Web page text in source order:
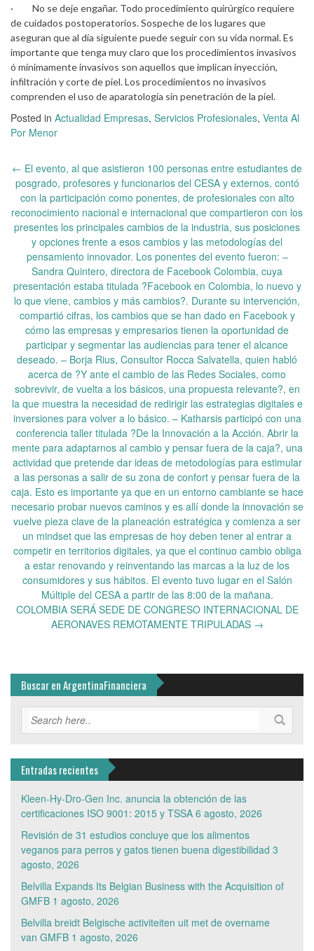
· No se deje engañar. Todo procedimiento quirúrgico requiere
de cuidados postoperatorios. Sospeche de los lugares que
aseguran que al día siguiente puede seguir con su vida normal. Es
importante que tenga muy claro que los procedimientos invasivos
ó mínimamente invasivos son aquellos que implican inyección,
infiltración y corte de piel. Los procedimientos no invasivos
comprenden el uso de aparatología sin penetración de la piel.
Posted in Actualidad Empresas, Servicios Profesionales, Venta Al
Por Menor
Post
navigation
← El evento, al que asistieron 100 personas entre estudiantes de
posgrado, profesores y funcionarios del CESA y externos, contó
con la participación como ponentes, de profesionales con alto
reconocimiento nacional e internacional que compartieron con los
presentes los principales cambios de la industria, sus posiciones
y opciones frente a esos cambios y las metodologías del
pensamiento innovador. Los ponentes del evento fueron: –
Sandra Quintero, directora de Facebook Colombia, cuya
presentación estaba titulada ?Facebook en Colombia, lo nuevo y
lo que viene, cambios y más cambios?. Durante su intervención,
compartió cifras, los cambios que se han dado en Facebook y
cómo las empresas y empresarios tienen la oportunidad de
participar y segmentar las audiencias para tener el alcance
deseado. – Borja Rius, Consultor Rocca Salvatella, quien habló
acerca de ?Y ante el cambio de las Redes Sociales, como
sobrevivir, de vuelta a los básicos, una propuesta relevante?, en
la que muestra la necesidad de redirigir las estrategias digitales e
inversiones para volver a lo básico. – Katharsis participó con una
conferencia taller titulada ?De la Innovación a la Acción. Abrir la
mente para adaptarnos al cambio y pensar fuera de la caja?, una
actividad que pretende dar ideas de metodologías para estimular
a las personas a salir de su zona de confort y pensar fuera de la
caja. Esto es importante ya que en un entorno cambiante se hace
necesario probar nuevos caminos y es allí donde la innovación se
vuelve pieza clave de la planeación estratégica y comienza a ser
un mindset que las empresas de hoy deben tener al entrar a
competir en territorios digitales, ya que el continuo cambio obliga
a estar renovando y reinventando las marcas a la luz de los
consumidores y sus hábitos. El evento tuvo lugar en el Salón
Múltiple del CESA a partir de las 8:00 de la mañana.
COLOMBIA SERÁ SEDE DE CONGRESO INTERNACIONAL DE
AERONAVES REMOTAMENTE TRIPULADAS →
Buscar en ArgentinaFinanciera
Entradas recientes
Kleen-Hy-Dro-Gen Inc. anuncia la obtención de las
certificaciones ISO 9001: 2015 y TSSA 6 agosto, 2026
Revisión de 31 estudios concluye que los alimentos
veganos para perros y gatos tienen buena digestibilidad 3
agosto, 2026
Belvilla Expands Its Belgian Business with the Acquisition of
GMFB 1 agosto, 2026
Belvilla breidt Belgische activiteiten uit met de overname
van GMFB 1 agosto, 2026